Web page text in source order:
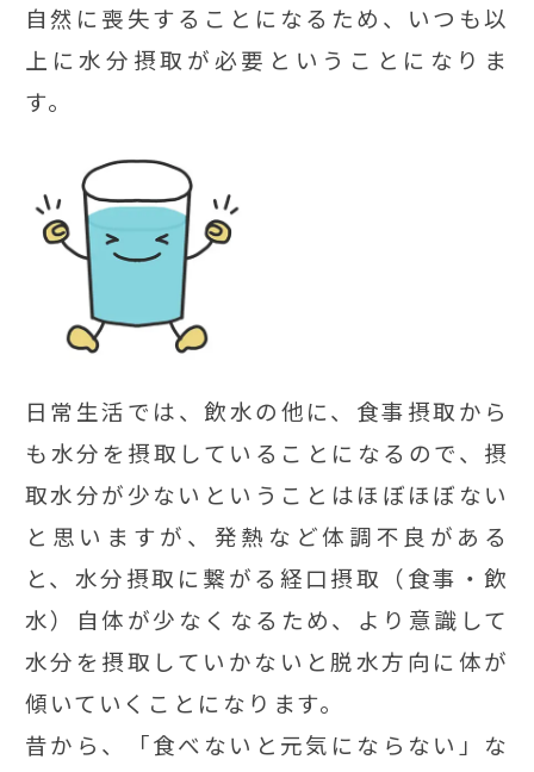
自然に喪失することになるため、いつも以
上に水分摂取が必要ということになりま
す。
日常生活では、飲水の他に、食事摂取から
も水分を摂取していることになるので、摂
取水分が少ないということはほぼほぼない
と思いますが、発熱など体調不良がある
と、水分摂取に繋がる経口摂取（食事・飲
水）自体が少なくなるため、より意識して
水分を摂取していかないと脱水方向に体が
傾いていくことになります。
昔から、「食べないと元気にならない」な